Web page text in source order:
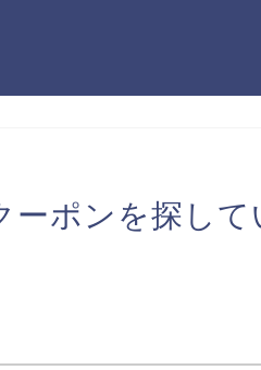
ーポンを探して